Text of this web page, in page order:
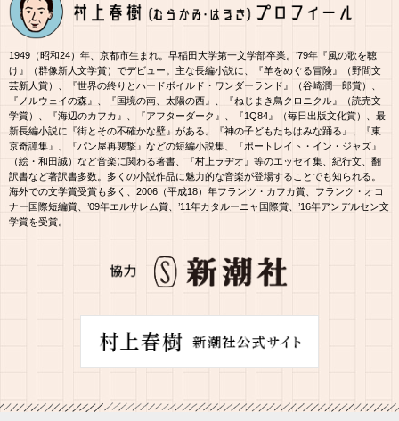
1949（昭和24）年、京都市生まれ。早稲田大学第一文学部卒業。’79年『風の歌を聴
け』（群像新人文学賞）でデビュー。主な長編小説に、『羊をめぐる冒険』（野間文
芸新人賞）、『世界の終りとハードボイルド・ワンダーランド』（谷崎潤一郎賞）、
『ノルウェイの森』、『国境の南、太陽の西』、『ねじまき鳥クロニクル』（読売文
学賞）、『海辺のカフカ』、『アフターダーク』、『1Q84』（毎日出版文化賞）、最
新長編小説に『街とその不確かな壁』がある。『神の子どもたちはみな踊る』、『東
京奇譚集』、『パン屋再襲撃』などの短編小説集、『ポートレイト・イン・ジャズ』
（絵・和田誠）など音楽に関わる著書、『村上ラヂオ』等のエッセイ集、紀行文、翻
訳書など著訳書多数。多くの小説作品に魅力的な音楽が登場することでも知られる。
海外での文学賞受賞も多く、2006（平成18）年フランツ・カフカ賞、フランク・オコ
ナー国際短編賞、’09年エルサレム賞、’11年カタルーニャ国際賞、’16年アンデルセン文
学賞を受賞。